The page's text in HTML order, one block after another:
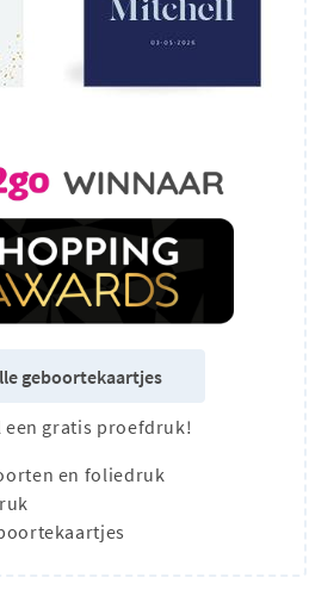
geboortekaartjes
een gratis proefdruk!
en foliedruk